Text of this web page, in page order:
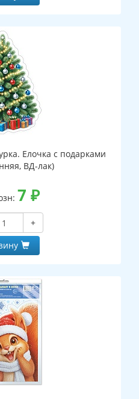
Елочка с подарками
ВД-лак)
7 ₽
+